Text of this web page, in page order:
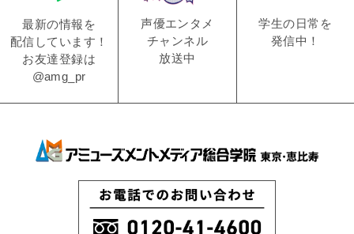
最新の情報を
配信しています！
お友達登録は
@amg_pr
声優エンタメ
チャンネル
放送中
学生の日常を
発信中！